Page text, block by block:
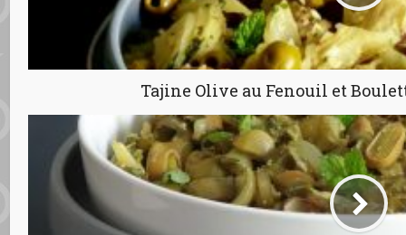
Tajine Olive au Fenouil et